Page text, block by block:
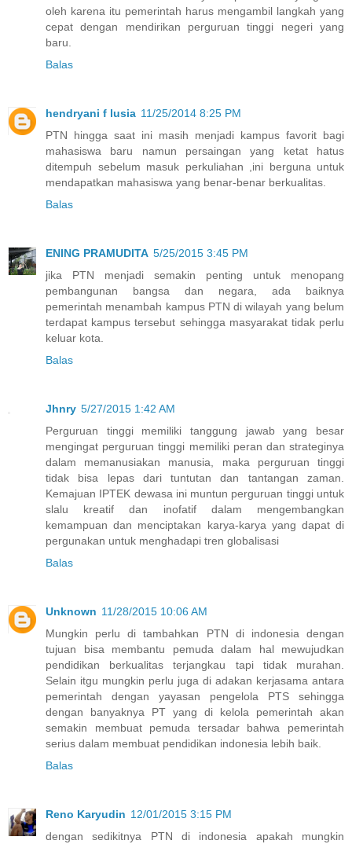
oleh karena itu pemerintah harus mengambil langkah yang
cepat dengan mendirikan perguruan tinggi negeri yang
baru.
Balas
hendryani f lusia 11/25/2014 8:25 PM
PTN hingga saat ini masih menjadi kampus favorit bagi
mahasiswa baru namun persaingan yang ketat hatus
ditempuh sebelum masuk perkuliahan ,ini berguna untuk
mendapatkan mahasiswa yang benar-benar berkualitas.
Balas
ENING PRAMUDITA 5/25/2015 3:45 PM
jika PTN menjadi semakin penting untuk menopang
pembangunan bangsa dan negara, ada baiknya
pemerintah menambah kampus PTN di wilayah yang belum
terdapat kampus tersebut sehingga masyarakat tidak perlu
keluar kota.
Balas
Jhnry 5/27/2015 1:42 AM
Perguruan tinggi memiliki tanggung jawab yang besar
mengingat perguruan tinggi memiliki peran dan strateginya
dalam memanusiakan manusia, maka perguruan tinggi
tidak bisa lepas dari tuntutan dan tantangan zaman.
Kemajuan IPTEK dewasa ini muntun perguruan tinggi untuk
slalu kreatif dan inofatif dalam mengembangkan
kemampuan dan menciptakan karya-karya yang dapat di
pergunakan untuk menghadapi tren globalisasi
Balas
Unknown 11/28/2015 10:06 AM
Mungkin perlu di tambahkan PTN di indonesia dengan
tujuan bisa membantu pemuda dalam hal mewujudkan
pendidikan berkualitas terjangkau tapi tidak murahan.
Selain itgu mungkin perlu juga di adakan kerjasama antara
pemerintah dengan yayasan pengelola PTS sehingga
dengan banyaknya PT yang di kelola pemerintah akan
semakin membuat pemuda tersadar bahwa pemerintah
serius dalam membuat pendidikan indonesia lebih baik.
Balas
Reno Karyudin 12/01/2015 3:15 PM
dengan sedikitnya PTN di indonesia apakah mungkin